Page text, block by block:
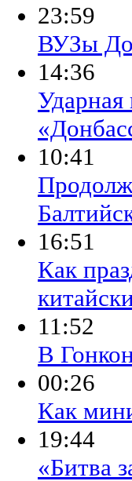
23:59
ВУЗы
14:36
10:41
16:51
Как
11:52
В
00:26
Как
19:44
«Битва